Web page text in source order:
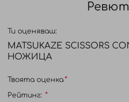
Ти оценяваш:
MATSUKAZE SCISSORS
НОЖИЦА
Твоята оценка
Рейтинг: